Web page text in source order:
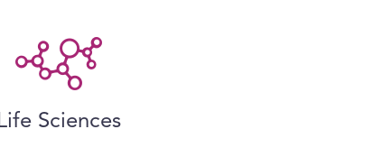
Life Sciences